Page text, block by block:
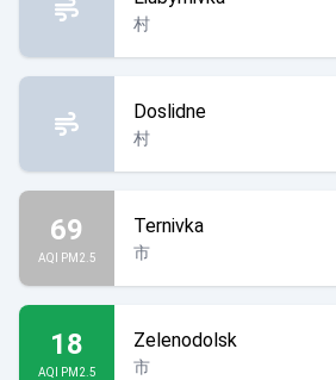
村
Doslidne
村
69
AQI PM2.5
Ternivka
市
18
AQI PM2.5
Zelenodolsk
市